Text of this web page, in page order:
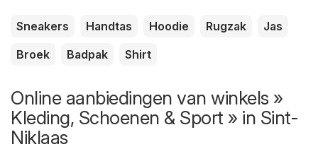
Sneakers Handtas Hoodie Rugzak
Jas
Broek
Badpak Shirt
Online aanbiedingen van winkels »
Kleding, Schoenen & Sport » in Sint-
Niklaas